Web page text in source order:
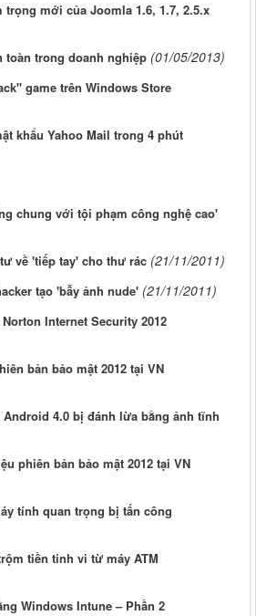
trọng mới của Joomla 1.6, 1.7, 2.5.x
toàn trong doanh nghiệp (01/05/2013)
game trên Windows Store
khẩu Yahoo Mail trong 4 phút
chung với tội phạm công nghệ cao'
về 'tiếp tay' cho thư rác (21/11/2011)
tạo 'bẫy ảnh nude' (21/11/2011)
Internet Security 2012
bản bảo mật 2012 tại VN
4.0 bị đánh lừa bằng ảnh tĩnh
phiên bản bảo mật 2012 tại VN
tính quan trọng bị tấn công
tiền tinh vi từ máy ATM
Windows Intune – Phần 2